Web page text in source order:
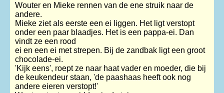
Wouter en Mieke rennen van de ene struik naar de
andere.
Mieke ziet als eerste een ei liggen. Het ligt verstopt
onder een paar blaadjes. Het is een pappa-ei. Dan
vindt ze een rood
ei en een ei met strepen. Bij de zandbak ligt een groot
chocolade-ei.
'Kijk eens', roept ze naar haat vader en moeder, die bij
de keukendeur staan, 'de paashaas heeft ook nog
andere eieren verstopt!'